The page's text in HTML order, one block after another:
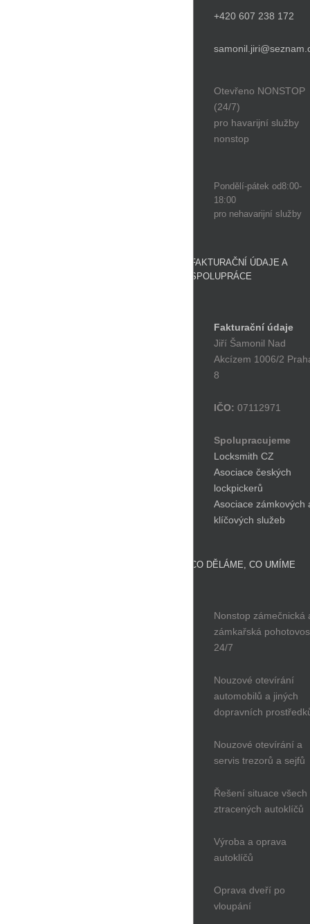
+420 607 238 172
Otevřeno NONSTOP
(24/7)
pro havarijní služby
nonstop
Pondělí-pátek od8:00-
18:00
pro nehavarijní služby
FAKTURAČNÍ ÚDAJE A
SPOLUPRÁCE
Fakturační údaje
Jiří Šamonil Nad
Akcízem 1006/2
8
IČO: 07112971
Spolupracujeme
Locksmith CZ
Asociace českých
lockpickerů
Asociace zámkových
klíčových služeb
CO DĚLÁME, CO UMÍME
Nonstop zámečnická
zámkařská
24/7
Nouzové otevírání
automobilů a jiných
dopravních
Nouzové otevírání a
servis trezorů a sejfů
Řešení situace všech
ztracených autoklíčů
Výroba a oprava
autoklíčů
Oprava dveří po
vloupání